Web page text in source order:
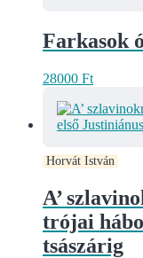
Farkasok
28000 Ft
Horvát István
A’
trójai
tsászárig